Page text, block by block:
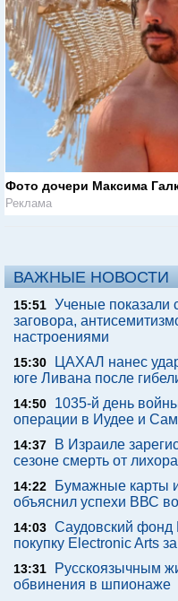
Фото дочери Максима
Реклама
ВАЖНЫЕ НОВОСТИ
15:51 Ученые показали
заговора,
настроениями
15:30
ЦАХАЛ нанес
юге Ливана после
14:50
1035-й день
операции в Иудее и
14:37
В Израиле
сезоне смерть от
14:22
Бумажные карты
объяснил успехи ВВС
14:03 Саудовский фонд
покупку Electronic Arts
13:31
Русскоязычным
обвинения в шпионаже